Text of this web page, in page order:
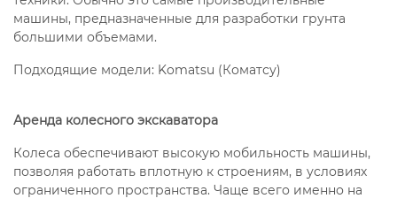
машины, предназначенные для разработки грунта
большими объемами.
Подходящие модели: Komatsu (Коматсу)
Аренда колесного экскаватора
Колеса обеспечивают высокую мобильность машины,
позволяя работать вплотную к строениям, в условиях
ограниченного пространства. Чаще всего именно на